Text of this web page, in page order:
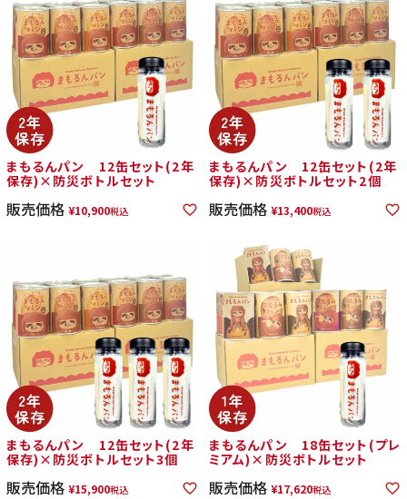
まもるんパン 12缶セット(2年
保存)×防災ボトルセット
販売価格 ¥10,900税込
まもるんパン 12缶セット(2年
保存)×防災ボトルセット2個
販売価格 ¥13,400税込
まもるんパン 12缶セット(2年
保存)×防災ボトルセット3個
販売価格 ¥15,900税込
まもるんパン 18缶セット(プレ
ミアム)×防災ボトルセット
販売価格 ¥17,620税込